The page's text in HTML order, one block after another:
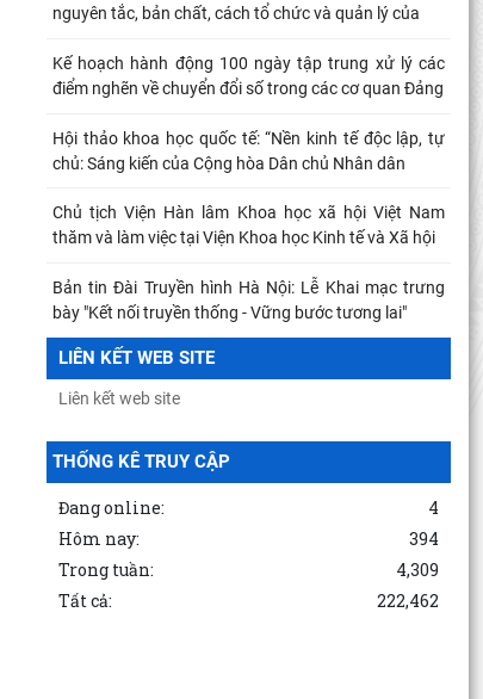
nguyên tắc, bản chất, cách tổ chức và quản lý của
Kế hoạch hành động 100 ngày tập trung xử lý các
điểm nghẽn về chuyển đổi số trong các cơ quan Đảng
Hội thảo khoa học quốc tế: “Nền kinh tế độc lập, tự
chủ: Sáng kiến của Cộng hòa Dân chủ Nhân dân
Chủ tịch Viện Hàn lâm Khoa học xã hội Việt Nam
thăm và làm việc tại Viện Khoa học Kinh tế và Xã hội
Bản tin Đài Truyền hình Hà Nội: Lễ Khai mạc trưng
bày "Kết nối truyền thống - Vững bước tương lai"
Thông báo Kết luận của đồng chí Tổng Bí thư, Chủ
tịch nước Tô Lâm tại Phiên họp Ban Chỉ đạo Trung
tương lai”
TỪ QUAN NIỆM CỦA C.MÁC VỀ CÔNG BẰNG PHÂN
PHỐI ĐẾN NGUYÊN TẮC PHÂN PHỐI TRONG NỀN
KINH TẾ THỊ TRƯỜNG
MỐI QUAN HỆ GIỮA DÂN CHỦ VÀ CHỦ NGHĨA XÃ
LIÊN KẾT WEB SITE
THỐNG KÊ TRUY CẬP
Đang online:
4
Hôm nay:
394
Trong tuần:
4,309
Tất cả:
222,462